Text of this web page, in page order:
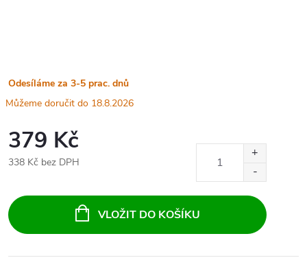
Odesíláme za 3-5 prac. dnů
18.8.2026
379 Kč
338 Kč bez DPH
cena:
VLOŽIT DO KOŠÍKU